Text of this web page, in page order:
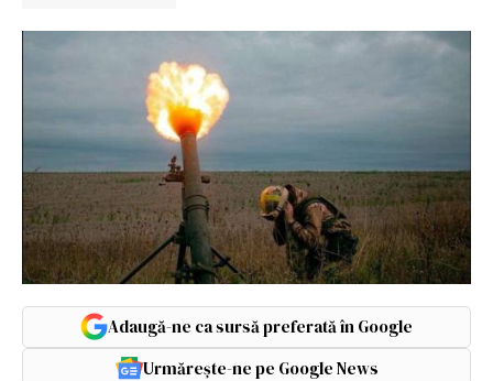
Adaugă-ne ca sursă preferată în Google
Urmărește-ne pe Google News